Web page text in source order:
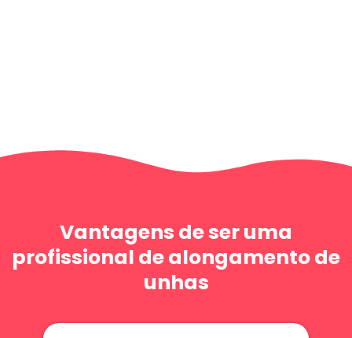
Vantagens de ser uma
profissional de alongamento de
unhas